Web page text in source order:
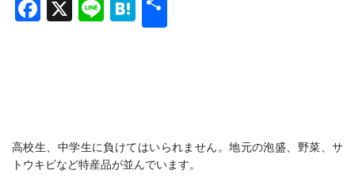
Facebook
X LineHatena
高校生、中学生に負けてはいられません。地元の泡盛、野菜、サ
トウキビなど特産品が並んでいます。